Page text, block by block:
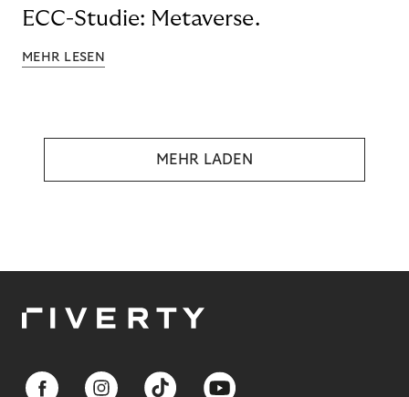
ECC-Studie: Metaverse.
MEHR LESEN
MEHR LADEN